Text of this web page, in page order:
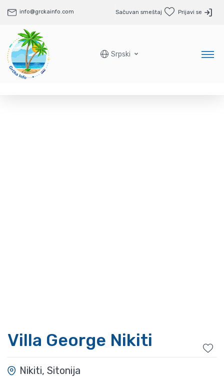
info@grckainfo.com Sačuvan smeštaj Prijavi se
Srpski
Villa George Nikiti
Nikiti, Sitonija